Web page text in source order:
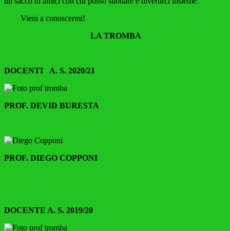
Vieni a conoscermi!
LA TROMBA
DOCENTI A. S. 2020/21
PROF. DEVID BURESTA
PROF. DIEGO COPPONI
DOCENTE A. S. 2019/20